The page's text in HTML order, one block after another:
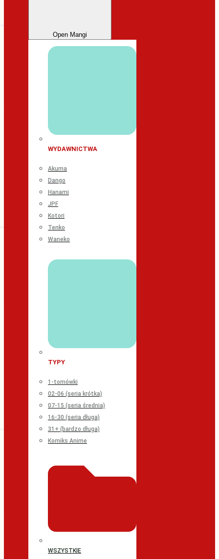
Open Mangi
WYDAWNICTWA
Akuma
Dango
Hanami
JPF
Kotori
Tenko
Waneko
TYPY
1-tomówki
02-06 (seria krótka)
07-15 (seria średnia)
16-30 (seria długa)
31+ (bardzo długa)
Komiks Anime
WSZYSTKIE